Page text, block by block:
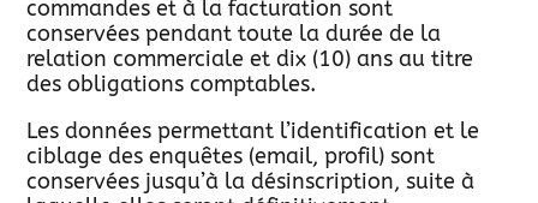
commandes et à la facturation sont
conservées pendant toute la durée de la
relation commerciale et dix (10) ans au titre
des obligations comptables.
Les données permettant l’identification et le
ciblage des enquêtes (email, profil) sont
conservées jusqu’à la désinscription, suite à